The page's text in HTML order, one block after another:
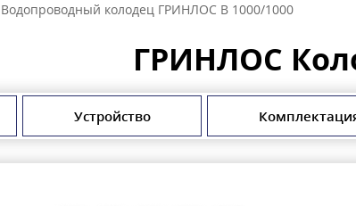
Водопроводный колодец ГРИНЛОС В 1000/1000
ГРИНЛОС
Устройство